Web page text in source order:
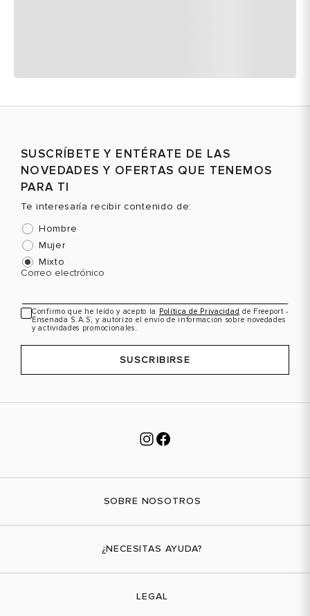
SUSCRÍBETE Y ENTÉRATE DE LAS
NOVEDADES Y OFERTAS QUE TENEMOS
PARA TI
Te interesaría recibir contenido de:
Hombre
Mujer
Mixto
Correo electrónico
Confirmo que he leído y acepto la Política de Privacidad de Freeport -
Ensenada S.A.S, y autorizo el envío de información sobre novedades
y actividades promocionales.
SUSCRIBIRSE
SOBRE NOSOTROS
¿NECESITAS AYUDA?
LEGAL